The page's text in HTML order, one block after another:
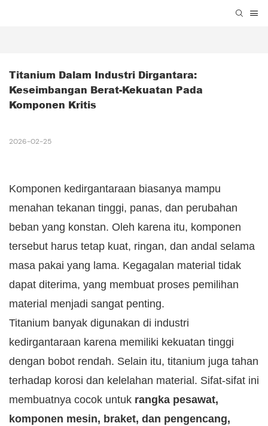
Titanium Dalam Industri Dirgantara:
Keseimbangan Berat-Kekuatan Pada
Komponen Kritis
2026-02-25
Komponen kedirgantaraan biasanya mampu
menahan tekanan tinggi, panas, dan perubahan
beban yang konstan. Oleh karena itu, komponen
tersebut harus tetap kuat, ringan, dan andal selama
masa pakai yang lama. Kegagalan material tidak
dapat diterima, yang membuat proses pemilihan
material menjadi sangat penting.
Titanium banyak digunakan di industri
kedirgantaraan karena memiliki kekuatan tinggi
dengan bobot rendah. Selain itu, titanium juga tahan
terhadap korosi dan kelelahan material. Sifat-sifat ini
membuatnya cocok untuk rangka pesawat,
komponen mesin, braket, dan pengencang,